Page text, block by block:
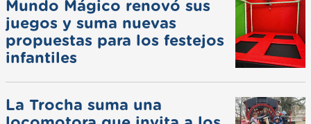
Mundo Mágico renovó sus
juegos y suma nuevas
propuestas para los festejos
infantiles
La Trocha suma una